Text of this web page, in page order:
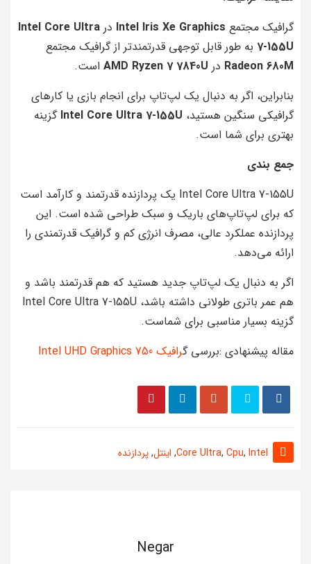
گرافیک مجتمع Intel Iris Xe Graphics در Intel Core Ultra
7-155U به طور قابل توجهی قدرتمندتر از گرافیک مجتمع
Radeon 680M در AMD Ryzen 7 7840U است.
بنابراین، اگر به دنبال یک لپ‌تاپ برای انجام بازی یا کارهای
گرافیکی سنگین هستید، Intel Core Ultra 7-155U گزینه
بهتری برای شما است.
جمع بندی
Intel Core Ultra 7-155U یک پردازنده قدرتمند و کارآمد است
که برای لپ‌تاپ‌های باریک و سبک طراحی شده است. این
پردازنده عملکرد عالی، مصرف انرژی کم و گرافیک قدرتمندی را
ارائه می‌دهد.
اگر به دنبال یک لپ‌تاپ جدید هستید که هم قدرتمند باشد و
هم عمر باتری طولانی داشته باشد، Intel Core Ultra 7-155U
گزینه بسیار مناسبی برای شماست.
مقاله پیشنهادی :بررسی گرافیک Intel UHD Graphics 750
Core Ultra, Cpu, Intel
, اینتل,پردازنده
Negar